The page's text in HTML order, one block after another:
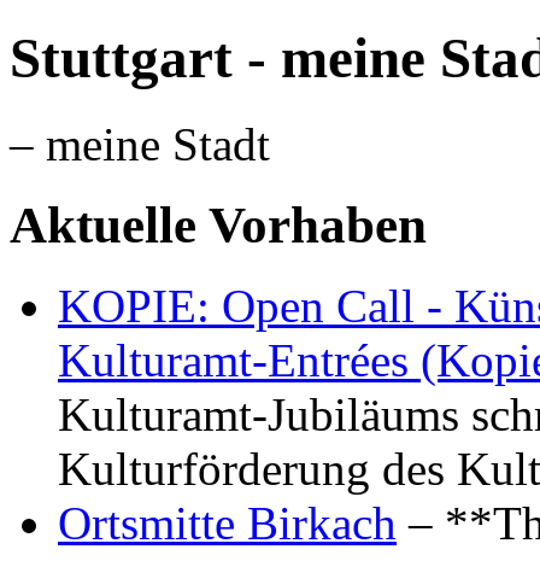
Stuttgart - meine
– meine Stadt
Aktuelle Vorhaben
KOPIE: Open Call -
Kulturamt-Entrées
Kulturamt-Jubiläums
Kulturförderung des
Ortsmitte Birkach –